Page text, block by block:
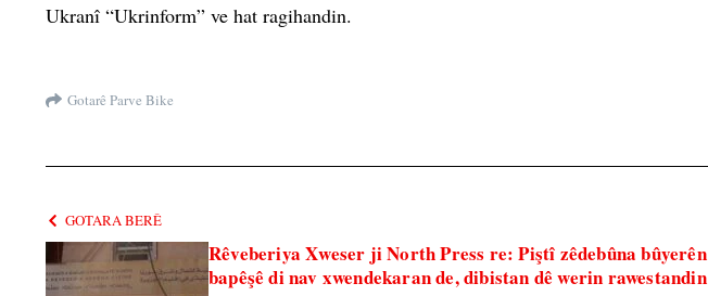
Ukranî “Ukrinform” ve hat ragihandin.
Gotarê Parve Bike
GOTARA BERÊ
Rêveberiya Xweser ji North Press re: Piştî zêdebûna bûyerên
bapêşê di nav xwendekaran de, dibistan dê werin rawestandin